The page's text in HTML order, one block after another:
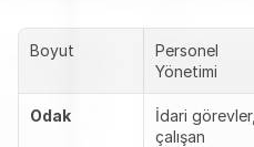
Boyut
Personel
Yönetimi
Odak
İdari görevler,
çalışan